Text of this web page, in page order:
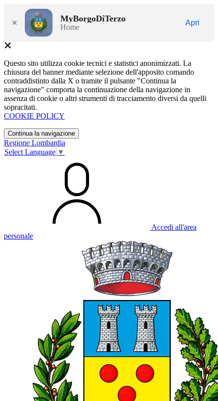
× MyBorgoDiTerzo
Home
Apri
Questo sito utilizza cookie tecnici e statistici anonimizzati. La
chiusura del banner mediante selezione dell'apposito comando
contraddistinto dalla X o tramite il pulsante "Continua la
navigazione" comporta la continuazione della navigazione in
assenza di cookie o altri strumenti di tracciamento diversi da quelli
sopracitati.
COOKIE POLICY
Continua la navigazione
Regione Lombardia
Select Language ▼
Accedi all'area
personale